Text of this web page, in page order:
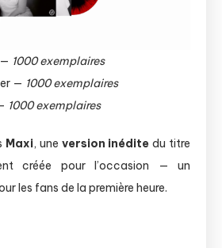
1000 exemplaires
— 1000 exemplaires
1000 exemplaires
Maxi, une version inédite du titre
créée pour l’occasion — un
les fans de la première heure.